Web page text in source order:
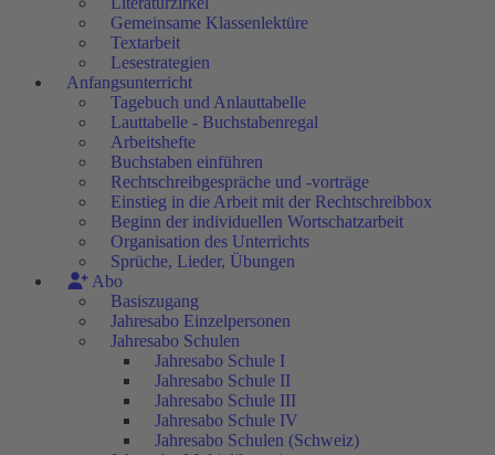
Gemeinsame Klassenlektüre
Textarbeit
Lesestrategien
Anfangsunterricht
Tagebuch und Anlauttabelle
Lauttabelle - Buchstabenregal
Arbeitshefte
Buchstaben einführen
Rechtschreibgespräche und -vorträge
Einstieg in die Arbeit mit der Rechtschreibbox
Beginn der individuellen Wortschatzarbeit
Organisation des Unterrichts
Sprüche, Lieder, Übungen
Abo
Basiszugang
Jahresabo Einzelpersonen
Jahresabo Schulen
Jahresabo Schule I
Jahresabo Schule II
Jahresabo Schule III
Jahresabo Schule IV
Jahresabo Schulen (Schweiz)